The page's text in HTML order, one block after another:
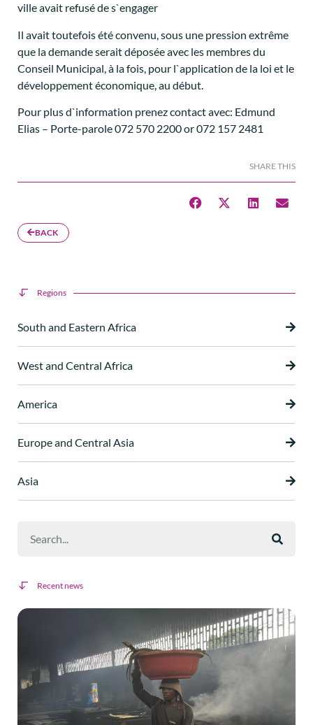
ville avait refusé de s`engager
Il avait toutefois été convenu, sous une pression extrême
que la demande serait déposée avec les membres du
Conseil Municipal, à la fois, pour l`application de la loi et le
développement économique, au début.
Pour plus d`information prenez contact avec: Edmund
Elias – Porte-parole 072 570 2200 or 072 157 2481
SHARE THIS
BACK
Regions
South and Eastern Africa
West and Central Africa
America
Europe and Central Asia
Asia
Recent news